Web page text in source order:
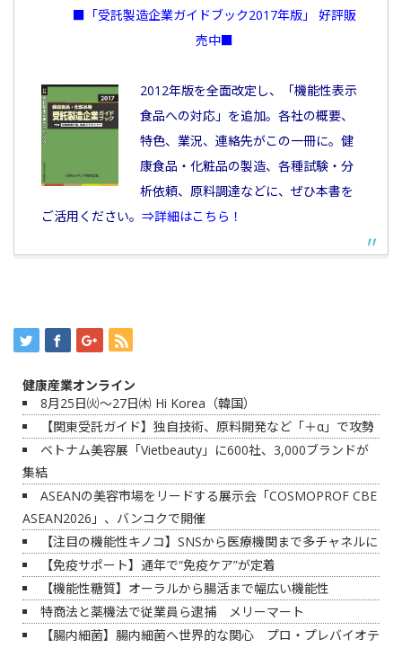
■「受託製造企業ガイドブック2017年版」 好評販
売中■
2012年版を全面改定し、「機能性表示
食品への対応」を追加。各社の概要、
特色、業況、連絡先がこの一冊に。健
康食品・化粧品の製造、各種試験・分
析依頼、原料調達などに、ぜひ本書を
ご活用ください。 ⇒詳細はこちら！
健康産業オンライン
8月25日㈫～27日㈭ Hi Korea（韓国）
【関東受託ガイド】独自技術、原料開発など「＋α」で攻勢
ベトナム美容展「Vietbeauty」に600社、3,000ブランドが
集結
ASEANの美容市場をリードする展示会「COSMOPROF CBE
ASEAN2026」、バンコクで開催
【注目の機能性キノコ】SNSから医療機関まで多チャネルに
【免疫サポート】通年で“免疫ケア”が定着
【機能性糖質】オーラルから腸活まで幅広い機能性
特商法と薬機法で従業員ら逮捕 メリーマート
【腸内細菌】腸内細菌へ世界的な関心 プロ・プレバイオテ